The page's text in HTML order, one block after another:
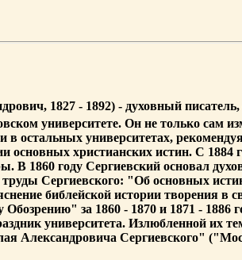
1827 - 1892) - духовный
университете. Он не только сам
в остальных университетах,
основных христианских истин. С
В 1860 году Сергиевский основал
труды Сергиевского: "Об основных
библейской истории творения в
за 1860 - 1870 и 1871 - 1886
университета. Излюбленной их
Александровича Сергиевского"